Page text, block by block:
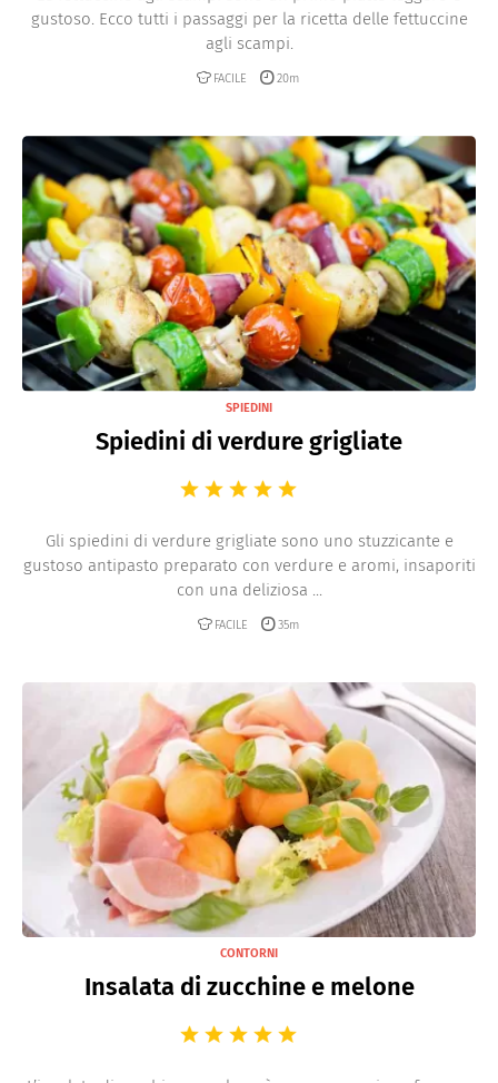
gustoso. Ecco tutti i passaggi per la ricetta delle fettuccine
agli scampi.
FACILE 20m
SPIEDINI
Spiedini di verdure grigliate
Gli spiedini di verdure grigliate sono uno stuzzicante e
gustoso antipasto preparato con verdure e aromi, insaporiti
con una deliziosa ...
FACILE 35m
CONTORNI
Insalata di zucchine e melone